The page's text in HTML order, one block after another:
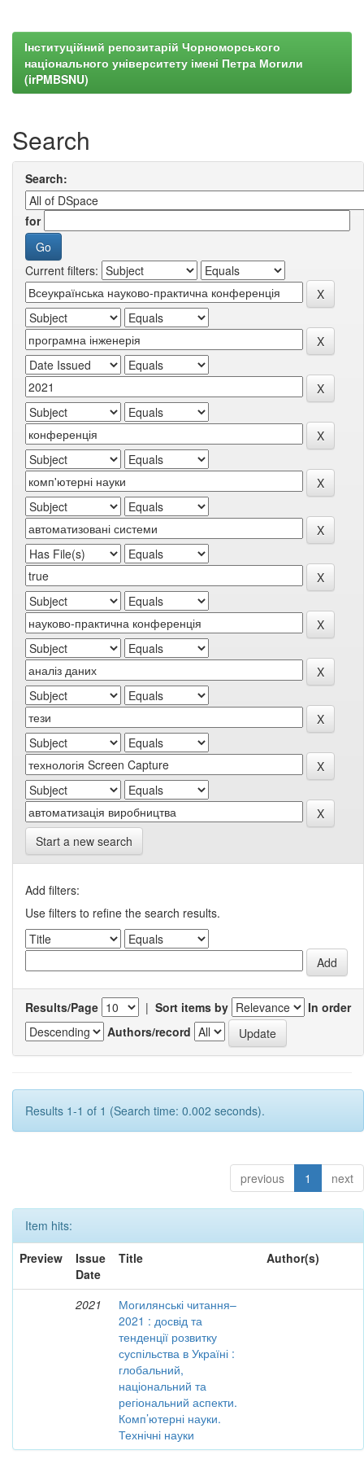
Інституційний репозитарій Чорноморського
національного університету імені Петра Могили
(irPMBSNU)
Search
Search:
for
Current filters:
Start a new search
Add filters:
Use filters to refine the search results.
Results/Page | Sort items by
In order
Authors/record
Results 1-1 of 1 (Search time: 0.002 seconds).
previous 1 next
Item hits:
Preview
Issue
Date
Title Author(s)
2021
Могилянські читання–
2021 : досвід та
тенденції розвитку
суспільства в Україні :
глобальний,
національний та
регіональний аспекти.
Комп’ютерні науки.
Технічні науки